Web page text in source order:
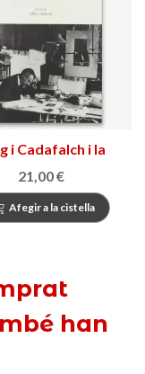
i Cadafalch i la
Catalunya
21,00 €
Afegir a la cistella
han